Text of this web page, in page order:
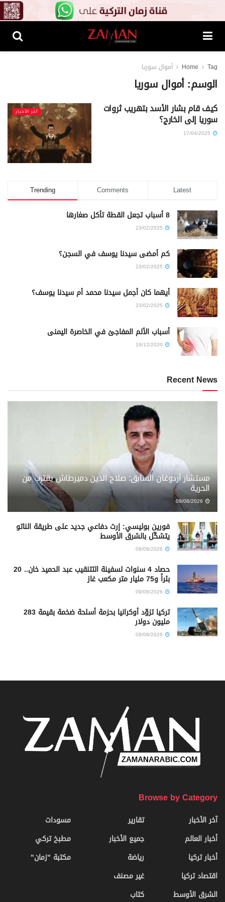
Home Tag أموال سوريا
الوسم:أموال سوريا
آخر الأخبار كيف قام بشار الأسد بتهريب ثروات
سوريا إلى الخارج؟
Trending Comments Latest
8 أسباب تجعل القطة تأكل صغارها
كم أمضى سيدنا يوسف في السجن؟
أيهما كان أجمل سيدنا محمد أم سيدنا يوسف؟
أسباب الألم المفاجئ في الخاصرة اليمنى
Recent News
مستشار أردوغان السابق: صلاح الدين دميرطاش يقترب من
الحرية
فورين بوليسي: إرث دفاعي جديد على طريقة الناتو
يتشكّل بالشرق الأوسط
حصاد 4 سنوات لسفينة التتنقيب عبد الحميد خان.. 20
بئراً و75 مليار متر مكعب غاز
تركيا تزوّد أوكرانيا بحزمة أسلحة ضخمة بقيمة 283
مليون دولار
Browse by Category
آخر الأخبار
أخبار العالم
أخبار تركيا
اقتصاد تركيا
الشرق الأوسط
تقارير
جميع الأخبار
رياضة
غير مصنف
كتاب
مسودات
مطبخ تركي
مكتبة "زمان"